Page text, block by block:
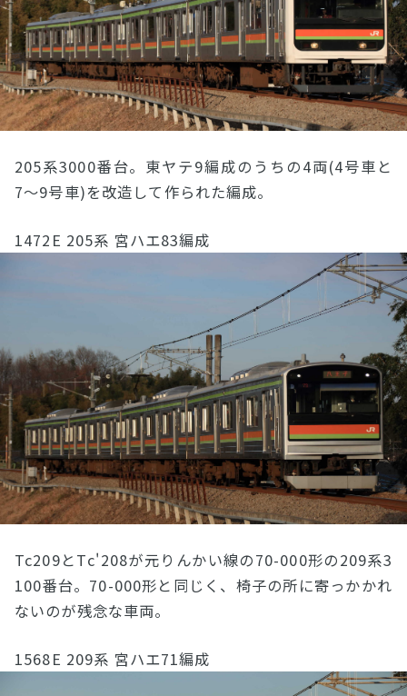
205系3000番台。東ヤテ9編成のうちの4両(4号車と
7〜9号車)を改造して作られた編成。
1472E 205系 宮ハエ83編成
Tc209とTc'208が元りんかい線の70-000形の209系3
100番台。70-000形と同じく、椅子の所に寄っかかれ
ないのが残念な車両。
1568E 209系 宮ハエ71編成